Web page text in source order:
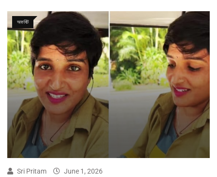
অফবিট
Sri Pritam June 1, 2026